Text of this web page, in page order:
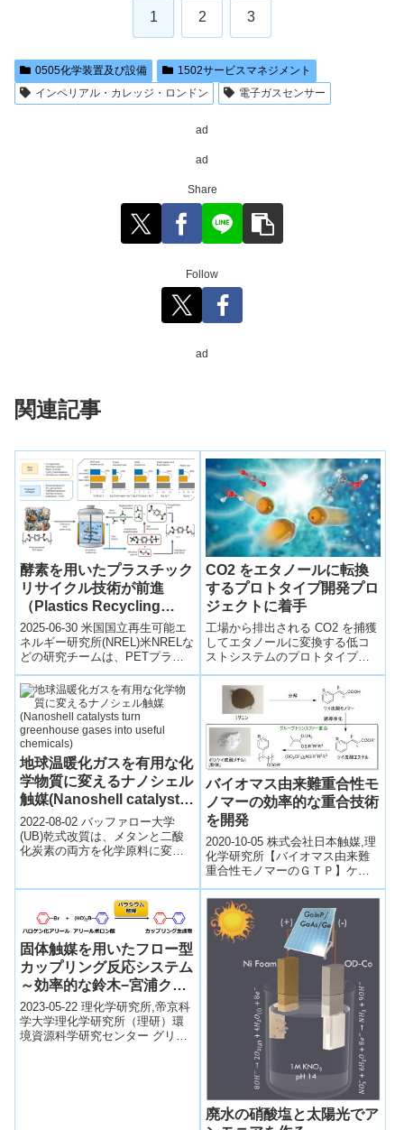
1 2 3
0505化学装置及び設備
1502サービスマネジメント
インペリアル・カレッジ・ロンドン
電子ガスセンサー
ad
ad
Share
Follow
ad
関連記事
酵素を用いたプラスチック
リサイクル技術が前進
（Plastics Recycling
With Enzymes Takes a
Leap Forward）
2025-06-30 米国国立再生可能エ
ネルギー研究所(NREL)米NRELな
どの研究チームは、PETプラス
チックを酵素で分解・再利用す
る新技術を開発した。従来...
CO2 をエタノールに転換
するプロトタイプ開発プロ
ジェクトに着手
工場から排出される CO2 を捕獲
してエタノールに変換する低コ
ストシステムのプロトタイプ開
発プロジェクトを開始。
地球温暖化ガスを有用な化
学物質に変えるナノシェル
触媒(Nanoshell catalysts
turn greenhouse gases
into useful chemicals)
2022-08-02 バッファロー大学
(UB)乾式改質は、メタンと二酸
化炭素の両方を化学原料に変換
である...
バイオマス由来難重合性モ
ノマーの効率的な重合技術
を開発
2020-10-05 株式会社日本触媒,理
化学研究所【バイオマス由来難
重合性モノマーのＧＴＰ】ケイ
皮酸系ポリマー【バイオマス由
来難重合性モノマーのＧＴＰ】
クロト...
固体触媒を用いたフロー型
カップリング反応システム
～効率的な鈴木−宮浦クロ
スカップリング反応を実現
～
2023-05-22 理化学研究所,帝京科
学大学理化学研究所（理研）環
境資源科学研究センター グリー
廃水の硝酸塩と太陽光でア